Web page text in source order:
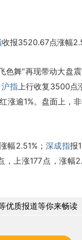
收报3520.67点涨幅
舞”再现带动大盘
沪指上行收复3500点
涨逾1%。盘面上，
幅2.51%； 深成指报
上涨177点，涨幅
优质报道等你来畅读